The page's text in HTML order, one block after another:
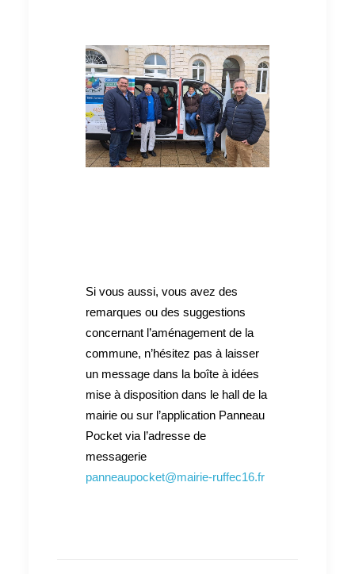
Si vous aussi, vous avez des
remarques ou des suggestions
concernant l’aménagement de la
commune, n’hésitez pas à laisser
un message dans la boîte à idées
mise à disposition dans le hall de la
mairie ou sur l’application Panneau
Pocket via l’adresse de
messagerie
panneaupocket@mairie-ruffec16.fr